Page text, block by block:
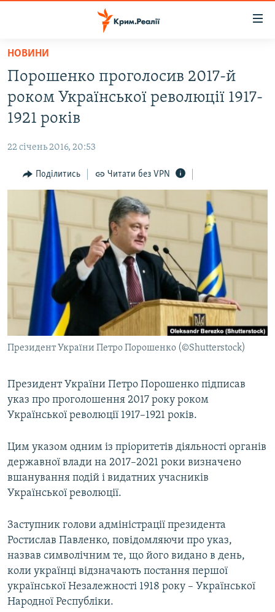
Перейти
основного
матеріалу
Перейти
до
основної
Перейти
до
ВОДА.КРИМ
ВІДЕО ТА ФОТО
БЛОГИ
ПОГЛЯД
ІНТЕРВ'Ю
ВСЕ ЗА ДЕНЬ
СПЕЦПРОЕКТИ
ДЕПОРТАЦІЯ
ВІДЕОУРОКИ «ELIFBE»
СВІДЧЕННЯ ОКУПАЦІЇ
УКРАЇНСЬКА ПРОБЛЕМА КРИМУ
ІНФОГРАФІКА
ЯК ОБІЙТИ БЛОКУВАННЯ
Русский
Qırımtatar
ДОЛУЧАЙСЯ!
Усі сайти RFE/RL
НОВИНИ
Порошенко проголосив 2017-й
роком Української революції 1917-
1921 років
22 січень 2016, 20:53
Поділитись Читати без VPN
Президент України Петро Порошенко (©Shutterstock)
Президент України Петро Порошенко підписав
указ про проголошення 2017 року роком
Української революції 1917–1921 років.
Цим указом одним із пріоритетів діяльності органів
державної влади на 2017–2021 роки визначено
вшанування подій і видатних учасників
Української революції.
Заступник голови адміністрації президента
Ростислав Павленко, повідомляючи про указ,
назвав символічним те, що його видано в день,
коли українці відзначають постання першої
української Незалежності 1918 року – Української
Народної Республіки.